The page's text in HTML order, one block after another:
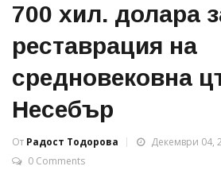
700 хил. долара
реставрация на
средновековна
Несебър
От Радост Тодорова
Декември 04,
0 Comments